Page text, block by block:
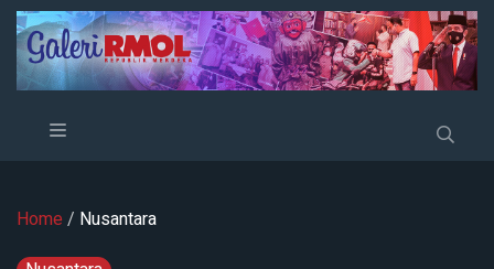
Home / Nusantara